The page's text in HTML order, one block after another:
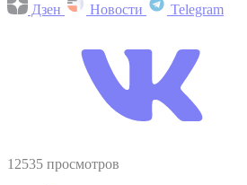
Дзен Новости Telegram
12535 просмотров